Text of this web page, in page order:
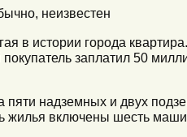
неизвестен
в истории города
заплатил 50
надземных и двух
жилья включены шесть